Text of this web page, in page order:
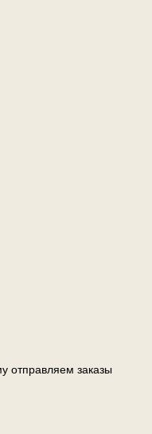
отправляем заказы